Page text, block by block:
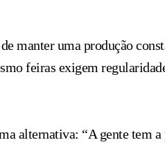
manter uma produção
feiras exigem
alternativa: “A gente tem a